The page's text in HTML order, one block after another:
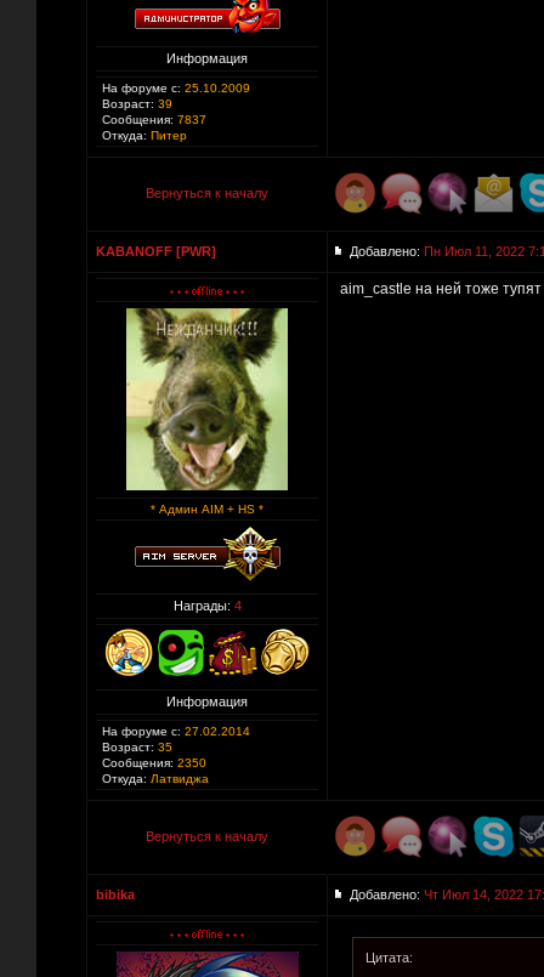
Информация
На форуме с: 25.10.2009
Возраст: 39
Сообщения: 7837
Откуда: Питер
Вернуться к началу
KABANOFF [PWR] Добавлено: Пн Июл 11, 2022
* Админ AIM + HS *
Награды: 4
Информация
На форуме с: 27.02.2014
Возраст: 35
Сообщения: 2350
Откуда: Латвиджа
aim_castle на ней тоже
Вернуться к началу
bibika Добавлено: Чт Июл 14, 2022
Цитата: